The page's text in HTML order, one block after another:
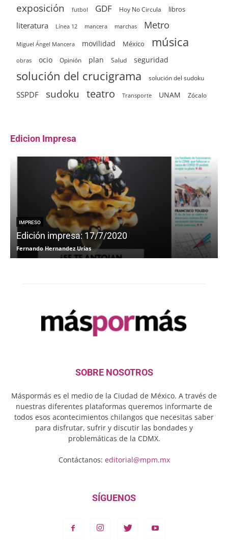
exposición futbol GDF Hoy No Circula libros
literatura Línea 12 mancera marchas Metro
Miguel Ángel Mancera movilidad México música
obras ocio Opinión plan Salud seguridad
solución del crucigrama solución del sudoku
SSPDF sudoku teatro Transporte UNAM Zócalo
Edicion Impresa
IMPRESO
Edición impresa: 17/7/2020
Fernando Hernandez Urias
SOBRE NOSOTROS
Máspormás es el medio de la Ciudad de México. A través de
nuestras diferentes plataformas queremos informarte de
todos esos acontecimientos chilangos que necesitas saber
para disfrutar, sufrir y discutir las bondades y
problemáticas de la CDMX.
Contáctanos: editorial@mpm.mx
SÍGUENOS